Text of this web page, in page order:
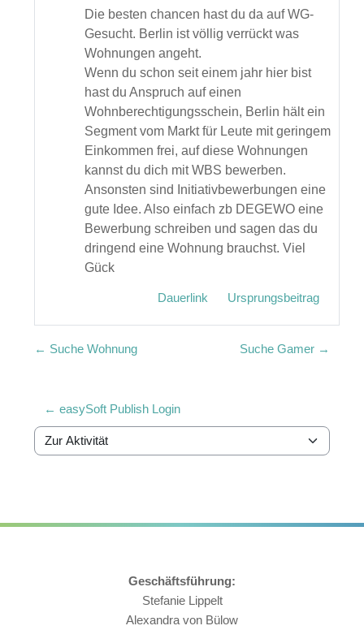
Die besten chancen hast du da auf WG-
Gesucht. Berlin ist völlig verrückt was
Wohnungen angeht.
Wenn du schon seit einem jahr hier bist
hast du Anspruch auf einen
Wohnberechtigungsschein, Berlin hält ein
Segment vom Markt für Leute mit geringem
Einkommen frei, auf diese Wohnungen
kannst du dich mit WBS bewerben.
Ansonsten sind Initiativbewerbungen eine
gute Idee. Also einfach zb DEGEWO eine
Bewerbung schreiben und sagen das du
dringend eine Wohnung brauchst. Viel
Gück
Dauerlink Ursprungsbeitrag
← Suche Wohnung Suche Gamer →
← easySoft Publish Login
Zur Aktivität
Geschäftsführung:
Stefanie Lippelt
Alexandra von Bülow